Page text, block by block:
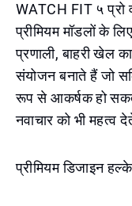
WATCH FIT ५ प्रो
प्रीमियम मॉडलों के
प्रणाली, बाहरी खेल
संयोजन बनाते हैं जो
रूप से आकर्षक हो
नवाचार को भी महत्व
प्रीमियम डिजाइन